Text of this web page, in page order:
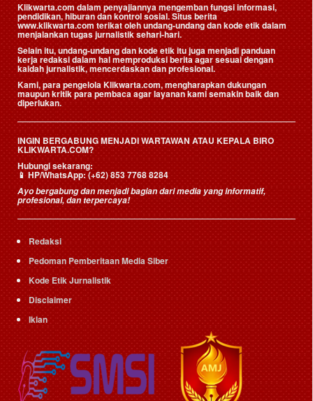
Klikwarta.com dalam penyajiannya mengemban fungsi informasi,
pendidikan, hiburan dan kontrol sosial. Situs berita
www.klikwarta.com terikat oleh undang-undang dan kode etik dalam
menjalankan tugas jurnalistik sehari-hari.
Selain itu, undang-undang dan kode etik itu juga menjadi panduan
kerja redaksi dalam hal memproduksi berita agar sesuai dengan
kaidah jurnalistik, mencerdaskan dan profesional.
Kami, para pengelola Klikwarta.com, mengharapkan dukungan
maupun kritik para pembaca agar layanan kami semakin baik dan
diperlukan.
INGIN BERGABUNG MENJADI WARTAWAN ATAU KEPALA BIRO
KLIKWARTA.COM?
Hubungi sekarang:
📱HP/WhatsApp:(+62) 853 7768 8284
Ayo bergabung dan menjadi bagian dari media yang informatif,
profesional, dan terpercaya!
Redaksi
Pedoman Pemberitaan Media Siber
Kode Etik Jurnalistik
Disclaimer
Iklan